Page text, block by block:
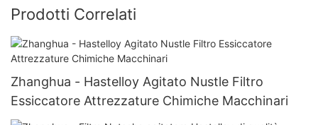
Prodotti Correlati
Zhanghua - Hastelloy Agitato Nustle Filtro
Essiccatore Attrezzature Chimiche Macchinari